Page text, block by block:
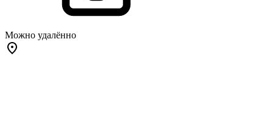
Можно удалённо